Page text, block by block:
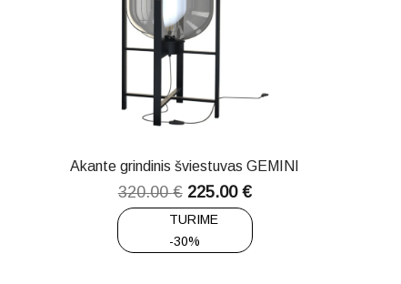
Akante grindinis šviestuvas GEMINI
320.00€ 225.00 €
TURIME
-30%